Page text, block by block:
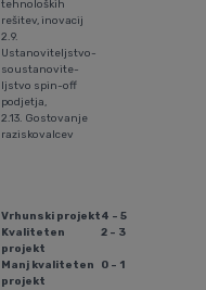
tehnoloških
rešitev, inovacij
2.9.
Ustanoviteljstvo-
so­us­ta­no­vi­te­
ljstvo spin-off
podjetja,
2.13. Gostovanje
raziskovalcev
Vrhunski projekt4 - 5
Kvaliteten
projekt
2 - 3
Manj kvaliteten
projekt
0 - 1